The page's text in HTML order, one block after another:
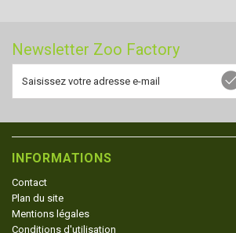
Newsletter Zoo Factory
INFORMATIONS
Contact
Plan du site
Mentions légales
Conditions d'utilisation